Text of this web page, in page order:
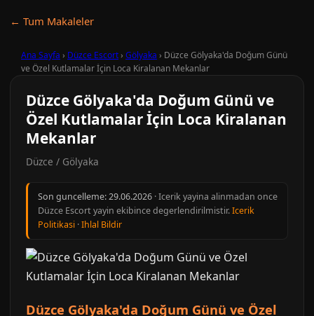
← Tum Makaleler
Ana Sayfa › Düzce Escort› Gölyaka › Düzce Gölyaka'da Doğum Günü
ve Özel Kutlamalar İçin Loca Kiralanan Mekanlar
Düzce Gölyaka'da Doğum Günü ve
Özel Kutlamalar İçin Loca Kiralanan
Mekanlar
Düzce / Gölyaka
Son guncelleme:29.06.2026 · Icerik yayina alinmadan once
Düzce Escort yayin ekibince degerlendirilmistir.Icerik
Politikasi ·Ihlal Bildir
Düzce Gölyaka'da Doğum Günü ve Özel